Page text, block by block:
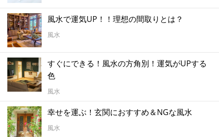
風水で運気UP！！理想の間取りとは？
風水
すぐにできる！風水の方角別！運気がUPする
色
風水
幸せを運ぶ！玄関におすすめ＆NGな風水
風水